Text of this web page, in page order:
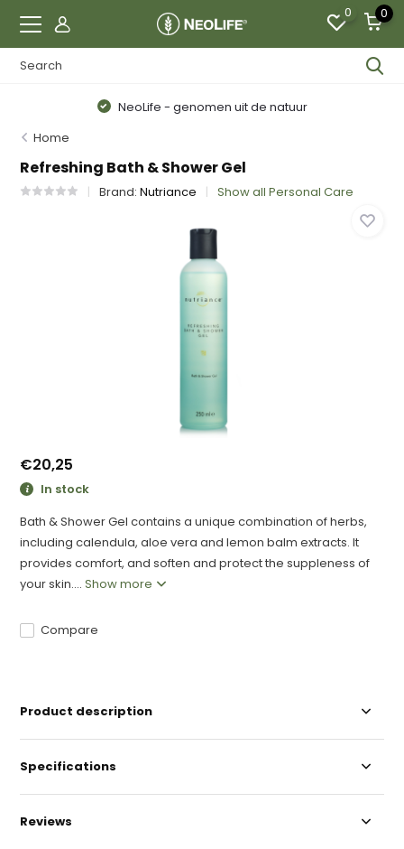
0 0
NeoLife - genomen uit de natuur
Home
Refreshing Bath & Shower Gel
Brand:Nutriance Show all Personal Care
€20,25
In stock
Bath & Shower Gel contains a unique combination of herbs,
including calendula, aloe vera and lemon balm extracts. It
provides comfort, and soften and protect the suppleness of
your skin....Show more
Compare
Product description
Specifications
Reviews